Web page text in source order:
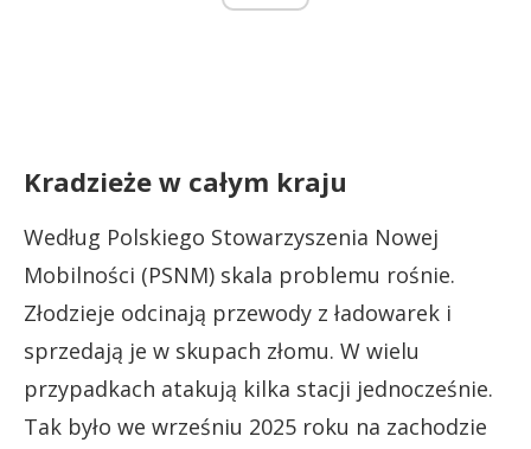
Kradzieże w całym kraju
Według Polskiego Stowarzyszenia Nowej
Mobilności (PSNM) skala problemu rośnie.
Złodzieje odcinają przewody z ładowarek i
sprzedają je w skupach złomu. W wielu
przypadkach atakują kilka stacji jednocześnie.
Tak było we wrześniu 2025 roku na zachodzie